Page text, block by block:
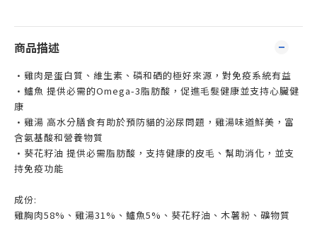
商品描述
•雞肉是蛋白質、維生素、磷和硒的極好來源，對免疫系統有益
•鱸魚 提供必需的Omega-3脂肪酸，促進毛髮健康並支持心臟健
康
•雞湯 高水分膳食有助於預防貓的泌尿問題，雞湯味道鮮美，富
含氨基酸和營養物質
•葵花籽油 提供必需脂肪酸，支持健康的皮毛、幫助消化，並支
持免疫功能
成份:
雞胸肉58%、雞湯31%、鱸魚5%、葵花籽油、木薯粉、礦物質